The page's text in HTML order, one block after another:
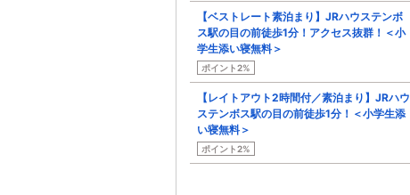
【ベストレート素泊まり】JRハウステンボ
ス駅の目の前徒歩1分！アクセス抜群！＜小
学生添い寝無料＞
ポイント2%
【レイトアウト2時間付／素泊まり】JRハウ
ステンボス駅の目の前徒歩1分！＜小学生添
い寝無料＞
ポイント2%